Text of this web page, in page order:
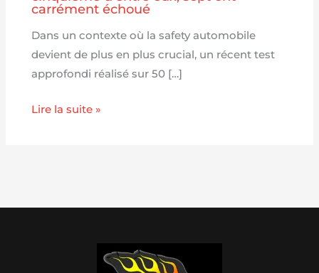
carrément échoué
Dans un contexte où la safety automobile
devient de plus en plus crucial, un récent test
approfondi réalisé sur 50 […]
Lire la suite »